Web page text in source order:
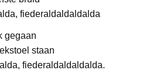
fiederaldaldaldalda
gegaan
staan
fiederaldaldaldalda.